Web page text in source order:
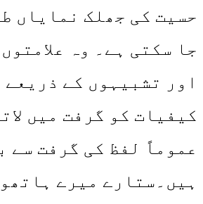
حسیت کی جھلک نمایاں
جا سکتی ہے۔ وہ
اور تشبیہوں کے ذریعے
کیفیات کو گرفت میں
عموماً لفظ کی گرفت سے
ہیں۔ستارے میرے